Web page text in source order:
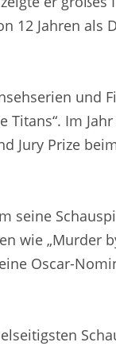
12 Jahren als
und
Titans“. Im
Jury Prize
seine
wie „Murder
Oscar-